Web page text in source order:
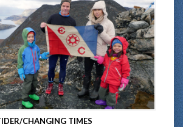
CHANGING TIMES